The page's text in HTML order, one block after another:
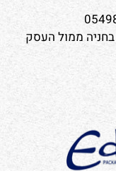
בחניה ממול העסק